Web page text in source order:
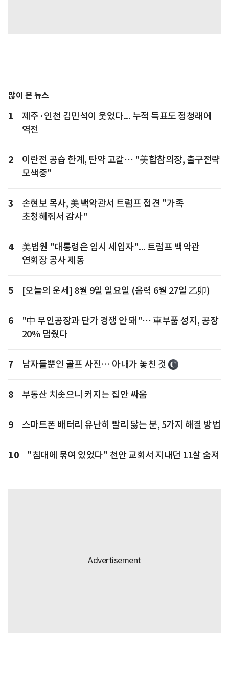
많이 본 뉴스
1
제주·인천 김민석이 웃었다... 누적 득표도 정청래에
역전
2
이란전 공습 한계, 탄약 고갈… "美합참의장, 출구전략
모색중"
3
손현보 목사, 美 백악관서 트럼프 접견 "가족
초청해줘서 감사"
4
美법원 "대통령은 임시 세입자"... 트럼프 백악관
연회장 공사 제동
5 [오늘의 운세] 8월 9일 일요일 (음력 6월 27일 乙卯)
6
"中 무인공장과 단가 경쟁 안 돼"… 車부품 성지, 공장
20% 멈췄다
7 남자들뿐인 골프 사진… 아내가 놓친 것
8 부동산 치솟으니 커지는 집안 싸움
9 스마트폰 배터리 유난히 빨리 닳는 분, 5가지 해결 방법
10 "침대에 묶여 있었다" 천안 교회서 지내던 11살 숨져